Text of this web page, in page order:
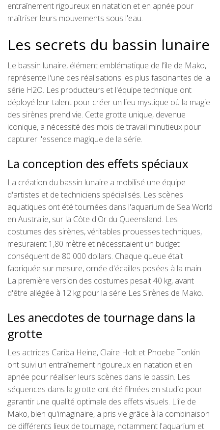
entraînement rigoureux en natation et en apnée pour
maîtriser leurs mouvements sous l'eau.
Les secrets du bassin lunaire
Le bassin lunaire, élément emblématique de l'île de Mako,
représente l'une des réalisations les plus fascinantes de la
série H2O. Les producteurs et l'équipe technique ont
déployé leur talent pour créer un lieu mystique où la magie
des sirènes prend vie. Cette grotte unique, devenue
iconique, a nécessité des mois de travail minutieux pour
capturer l'essence magique de la série.
La conception des effets spéciaux
La création du bassin lunaire a mobilisé une équipe
d'artistes et de techniciens spécialisés. Les scènes
aquatiques ont été tournées dans l'aquarium de Sea World
en Australie, sur la Côte d'Or du Queensland. Les
costumes des sirènes, véritables prouesses techniques,
mesuraient 1,80 mètre et nécessitaient un budget
conséquent de 80 000 dollars. Chaque queue était
fabriquée sur mesure, ornée d'écailles posées à la main.
La première version des costumes pesait 40 kg, avant
d'être allégée à 12 kg pour la série Les Sirènes de Mako.
Les anecdotes de tournage dans la
grotte
Les actrices Cariba Heine, Claire Holt et Phoebe Tonkin
ont suivi un entraînement rigoureux en natation et en
apnée pour réaliser leurs scènes dans le bassin. Les
séquences dans la grotte ont été filmées en studio pour
garantir une qualité optimale des effets visuels. L'île de
Mako, bien qu'imaginaire, a pris vie grâce à la combinaison
de différents lieux de tournage, notamment l'aquarium et